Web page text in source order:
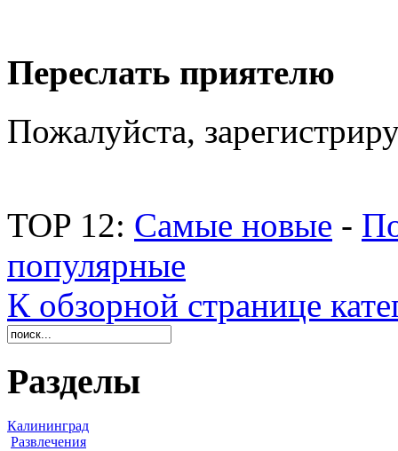
Переслать приятелю
Пожалуйста,
TOP 12: Самые новые -
популярные
К обзорной странице
Разделы
Калининград
Развлечения